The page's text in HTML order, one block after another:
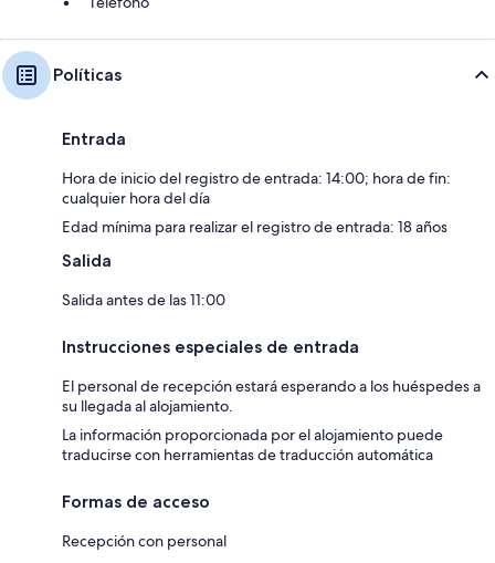
Políticas
Entrada
Hora de inicio del registro de entrada: 14:00; hora de fin:
cualquier hora del día
Edad mínima para realizar el registro de entrada: 18 años
Salida
Salida antes de las 11:00
Instrucciones especiales de entrada
El personal de recepción estará esperando a los huéspedes a
su llegada al alojamiento.
La información proporcionada por el alojamiento puede
traducirse con herramientas de traducción automática
Formas de acceso
Recepción con personal